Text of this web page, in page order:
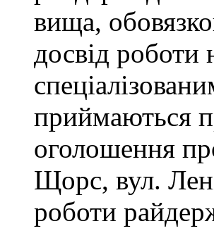
вища,
досвід роботи
приймаються
оголошення
Щорс, вул.
роботи